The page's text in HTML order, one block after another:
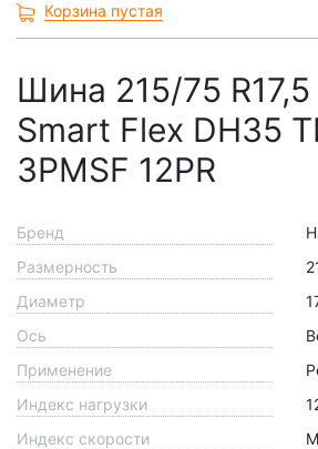
Корзина пустая
Шина 215/75
Smart Flex DH35
3PMSF 12PR
Бренд
Размерность
Диаметр
Ось
Применение
Индекс нагрузки
Индекс скорости
M